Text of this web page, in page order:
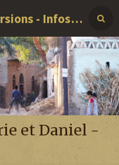
Location villa - Excursions - Infos sur LOUXOR - EGYPTE
et Daniel -